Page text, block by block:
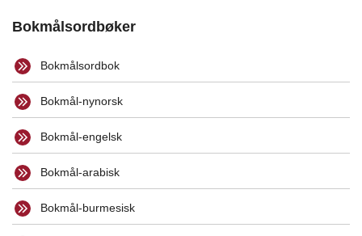
Bokmålsordbøker
Bokmålsordbok
Bokmål-nynorsk
Bokmål-engelsk
Bokmål-arabisk
Bokmål-burmesisk